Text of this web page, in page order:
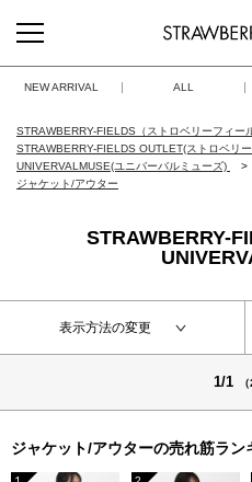
NEW ARRIVAL ALL
STRAWBERRY-FIELDS（ストロベリーフィー
STRAWBERRY-FIELDS OUTLET(ストロベリ
UNIVERVALMUSE(ユニバーバルミューズ)
ジャケット/アウター
STRAWBERRY-
表示方法の変更
1/1
ジャケット/アウターの売れ筋ラン